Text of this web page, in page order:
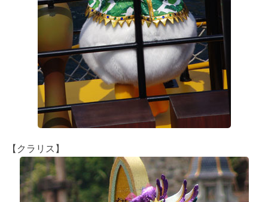
【クラリス】